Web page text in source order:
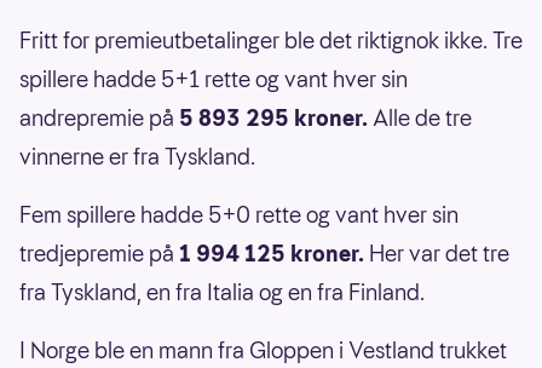
Fritt for premieutbetalinger ble det riktignok ikke. Tre
spillere hadde 5+1 rette og vant hver sin
andrepremie på 5 893 295 kroner.Alle de tre
vinnerne er fra Tyskland.
Fem spillere hadde 5+0 rette og vant hver sin
tredjepremie på 1 994 125 kroner. Her var det tre
fra Tyskland, en fra Italia og en fra Finland.
I Norge ble en mann fra Gloppen i Vestland trukket